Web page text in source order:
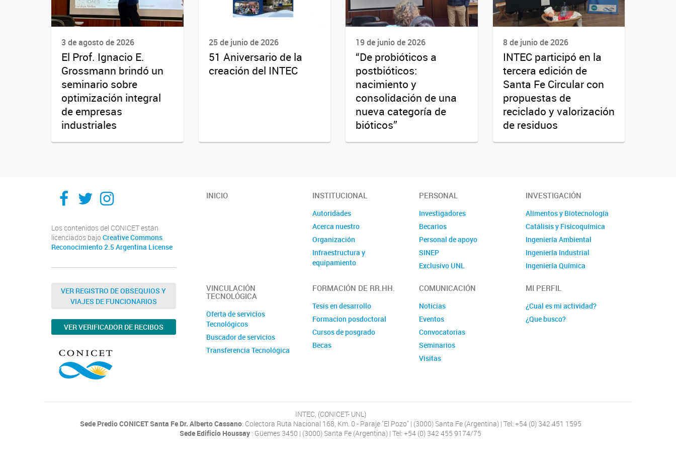
3 de agosto de 2026
El Prof. Ignacio E.
Grossmann brindó un
seminario sobre
optimización integral
de empresas
industriales
25 de junio de 2026
51 Aniversario de la
creación del INTEC
19 de junio de 2026
“De probióticos a
postbióticos:
nacimiento y
consolidación de una
nueva categoría de
bióticos”
8 de junio de 2026
INTEC participó en la
tercera edición de
Santa Fe Circular con
propuestas de
reciclado y valorización
de residuos
Facebook
TwitterInstagram
Los contenidos del CONICET están
licenciados bajo Creative Commons
Reconocimiento 2.5 Argentina License
VER REGISTRO DE OBSEQUIOS Y
VIAJES DE FUNCIONARIOS
VER VERIFICADOR DE RECIBOS
INICIO INSTITUCIONAL
Autoridades
Acerca nuestro
Organización
Infraestructura y
equipamiento
PERSONAL
Investigadores
Becarios
Personal de apoyo
SINEP
Exclusivo UNL
INVESTIGACIÓN
Alimentos y Biotecnología
Catálisis y Fisicoquímica
Ingeniería Ambiental
Ingeniería Industrial
Ingeniería Química
Química
Linea nuava 1
Lineas nueva 2
VINCULACIÓN
TECNOLÓGICA
Oferta de servicios
Tecnológicos
Buscador de servicios
Transferencia Tecnológica
FORMACIÓN DE RR.HH.
Tesis en desarrollo
Formacion posdoctoral
Cursos de posgrado
Becas
COMUNICACIÓN
Noticias
Eventos
Convocatorias
Seminarios
Visitas
MI PERFIL
¿Cual es mi actividad?
¿Que busco?
INTEC, (CONICET- UNL)
Sede Predio CONICET Santa Fe Dr. Alberto Cassano: Colectora Ruta Nacional 168, Km. 0 - Paraje "El Pozo" | (3000) Santa Fe (Argentina) | Tel: +54 (0) 342 451 1595
Sede Edificio Houssay : Güemes 3450 | (3000) Santa Fe (Argentina) | Tel: +54 (0) 342 455 9174/75